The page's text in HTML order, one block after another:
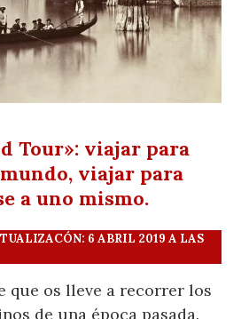
Tour»: viajar para
viajar para
a uno mismo.
6 ABRIL 2019 A LAS
que os lleve a recorrer los
de una época pasada.